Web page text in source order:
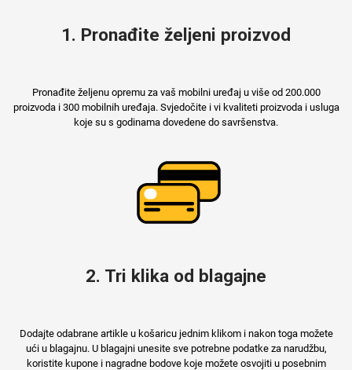
1. Pronađite željeni proizvod
Pronađite željenu opremu za vaš mobilni uređaj u više od 200.000
proizvoda i 300 mobilnih uređaja. Svjedočite i vi kvaliteti proizvoda i usluga
koje su s godinama dovedene do savršenstva.
2. Tri klika od blagajne
Dodajte odabrane artikle u košaricu jednim klikom i nakon toga možete
ući u blagajnu. U blagajni unesite sve potrebne podatke za narudžbu,
koristite kupone i nagradne bodove koje možete osvojiti u posebnim